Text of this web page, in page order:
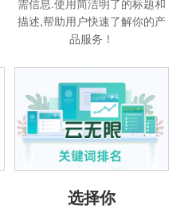
需信息.使用简洁明了的标题和
描述,帮助用户快速了解你的产
品服务！
选择你